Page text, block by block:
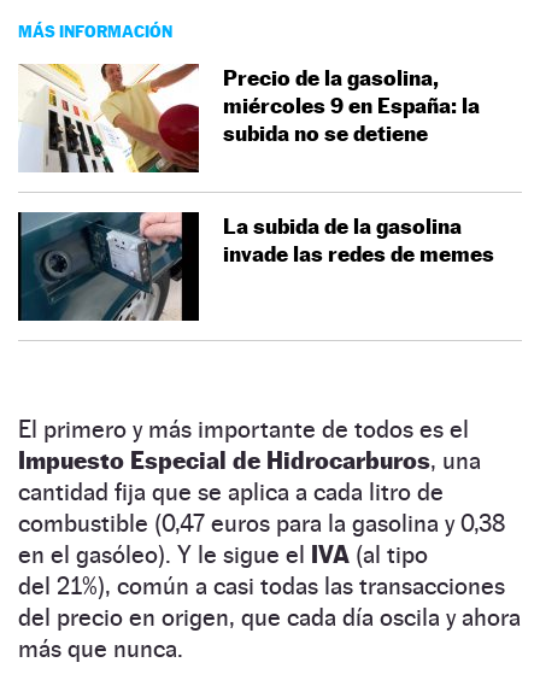
MÁS INFORMACIÓN
Precio de la gasolina,
miércoles 9 en España: la
subida no se detiene
La subida de la gasolina
invade las redes de memes
El primero y más importante de todos es el
Impuesto Especial de Hidrocarburos, una
cantidad fija que se aplica a cada litro de
combustible (0,47 euros para la gasolina y 0,38
en el gasóleo). Y le sigue el IVA (al tipo
del 21%), común a casi todas las transacciones
del precio en origen, que cada día oscila y ahora
más que nunca.